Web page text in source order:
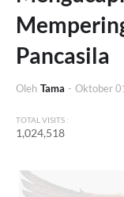
Pancasila
Oleh Tama - Oktober
TOTAL VISITS :
1,024,518